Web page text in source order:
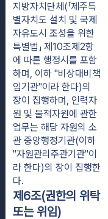
지방자치단체(「제주특
별자치도 설치 및 국제
자유도시 조성을 위한
특별법」 제10조제2항
에 따른 행정시를 포함
하며, 이하 "비상대비책
임기관"이라 한다)의
장이 집행하며, 인력자
원 및 물적자원에 관한
업무는 해당 자원의 소
관 중앙행정기관(이하
"자원관리주관기관"이
라 한다)의 장이 집행한
다.
제6조(권한의 위탁
또는 위임)